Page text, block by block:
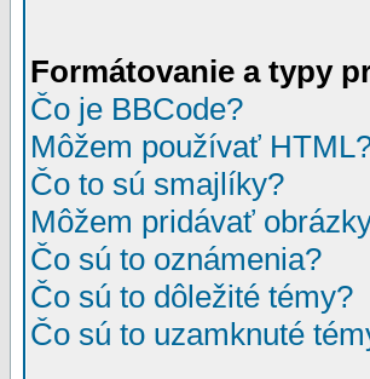
Formátovanie a typy
Čo je BBCode?
Môžem používať
Čo to sú smajlíky?
Môžem pridávať
Čo sú to oznámenia?
Čo sú to dôležité témy?
Čo sú to uzamknuté